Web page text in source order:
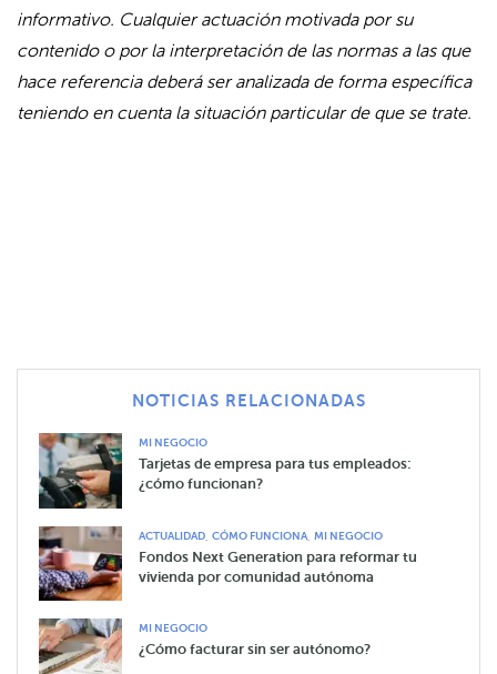
informativo. Cualquier actuación motivada por su
contenido o por la interpretación de las normas a las que
hace referencia deberá ser analizada de forma específica
teniendo en cuenta la situación particular de que se trate.
NOTICIAS RELACIONADAS
MI NEGOCIO
Tarjetas de empresa para tus empleados:
¿cómo funcionan?
ACTUALIDAD CÓMO FUNCIONA, MI NEGOCIO
Fondos Next Generation para reformar tu
vivienda por comunidad autónoma
MI NEGOCIO
¿Cómo facturar sin ser autónomo?